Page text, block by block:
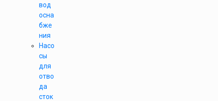
вод
осна
бже
ния
Насо
сы
для
отво
да
сток